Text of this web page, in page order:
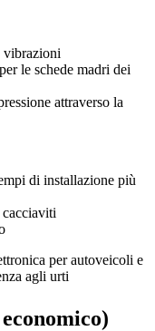
vibrazioni
le schede madri dei
attraverso la
di installazione più
per autoveicoli e
agli urti